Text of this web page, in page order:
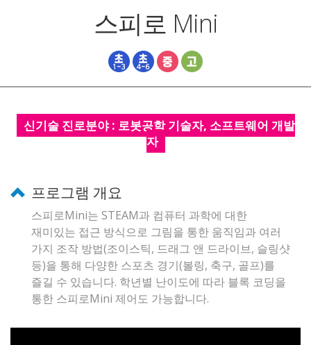
스피로 Mini
신기술 진로분야 : 로봇공학 기술자, 소프트웨어 개발
자
프로그램 개요
스피로Mini는 STEAM과 컴퓨터 과학에 대한
재미있는 접근 방식으로 그림을 통한 움직임과 여러
가지 조작 방법(조이스틱, 드래그 앤 드라이브, 슬링샷
등)을 통해 다양한 스포츠 경기(볼링, 축구, 골프)를
즐길 수 있습니다. 학년별 난이도에 따라 블록 코딩을
통한 스피로Mini 제어도 가능합니다.